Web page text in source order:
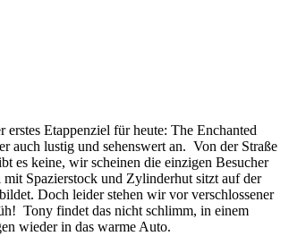
Etappenziel für heute: The Enchanted
auch lustig und sehenswert an. Von der Straße
es keine, wir scheinen die einzigen Besucher
Spazierstock und Zylinderhut sitzt auf der
Doch leider stehen wir vor verschlossener
Tony findet das nicht schlimm, in einem
wieder in das warme Auto.